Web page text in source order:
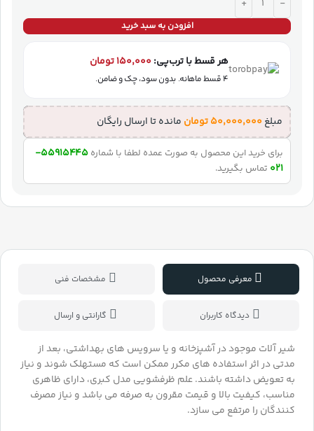
افزودن به سبد خرید
هر قسط با ترب‌پی:۱۵۰,۰۰۰تومان
۴ قسط ماهانه. بدون سود، چک و ضامن.
مبلغ۵۰,۰۰۰,۰۰۰تومان مانده تا ارسال رایگان
برای خرید این محصول به صورت عمده لطفا با شماره
55915445-
021 تماس بگیرید.
معرفی محصول مشخصات فنی
دیدگاه کاربران گارانتی و ارسال
شیر آلات موجود در آشپزخانه و یا سرویس های بهداشتی، بعد از
مدتی در اثر استفاده های مکرر ممکن است که مستهلک شوند و نیاز
به تعویض داشته باشند. علم ظرفشویی مدل کبری، دارای ظاهری
مناسب، کیفیت بالا و قیمت مقرون به صرفه می باشد و نیاز مصرف
کنندگان را مرتفع می سازد.